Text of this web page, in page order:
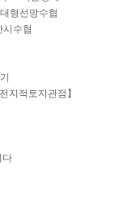
형선망수협
시수협
지적토지관점】
다